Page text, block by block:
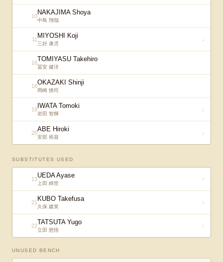
10NAKAJIMA Shoya
中島 翔哉
11 MIYOSHI Koji
三好 康児
↓
16TOMIYASU Takehiro
冨安 健洋
18OKAZAKI Shinji
岡崎 慎司
19 IWATA Tomoki
岩田 智輝
↓
20ABE Hiroki
安部 裕葵
↓
SUBSTITUTES USED
13UEDA Ayase
上田 綺世
↑
21 KUBO Takefusa
久保 建英
↑
22TATSUTA Yugo
立田 悠悟
↑
UNUSED BENCH